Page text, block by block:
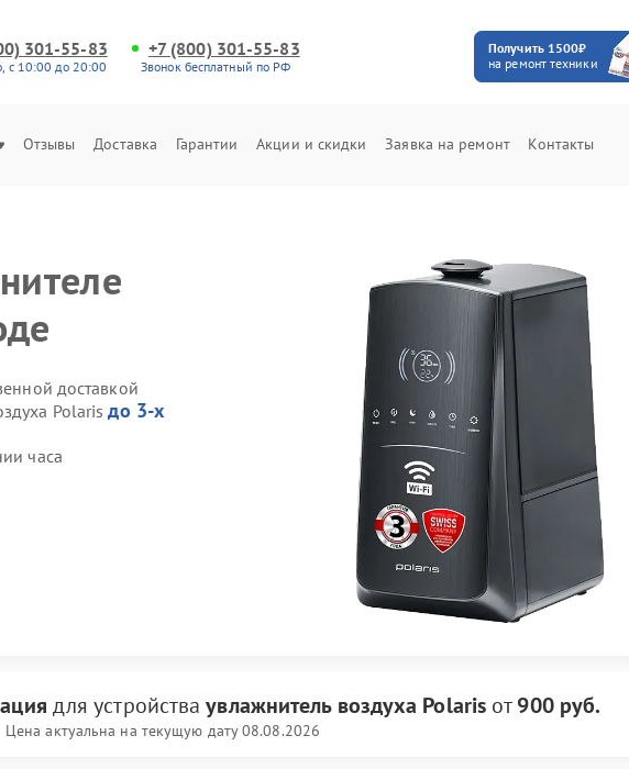
301-55-83
с 10:00 до 20:00
+7 (800) 301-55-83
Звонок бесплатный по РФ
Получить 1500₽
на ремонт техники
Отзывы Доставка Гарантии Акции и скидки Заявка на ремонт Контакты
доставкой
Polarisдо 3-х
часа
для устройстваувлажнитель воздуха Polaris от900 руб.
Цена актуальна на текущую дату 08.08.2026